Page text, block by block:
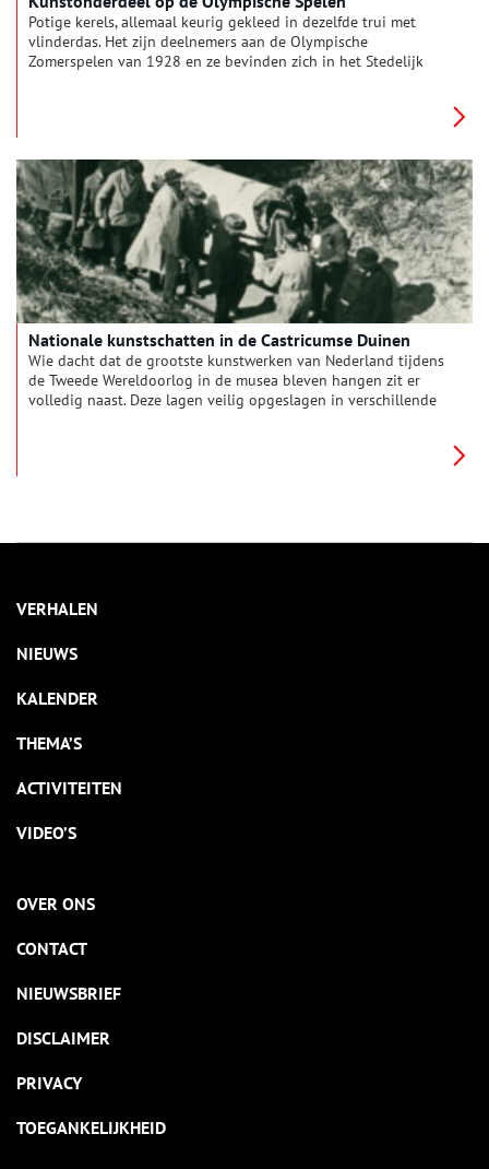
Potige kerels, allemaal keurig gekleed in dezelfde trui met
vlinderdas. Het zijn deelnemers aan de Olympische
Zomerspelen van 1928 en ze bevinden zich in het Stedelijk
Nationale kunstschatten in de Castricumse Duinen
Wie dacht dat de grootste kunstwerken van Nederland tijdens
de Tweede Wereldoorlog in de musea bleven hangen zit er
volledig naast. Deze lagen veilig opgeslagen in verschillende
VERHALEN
NIEUWS
KALENDER
THEMA’S
ACTIVITEITEN
VIDEO’S
OVER ONS
CONTACT
NIEUWSBRIEF
DISCLAIMER
PRIVACY
TOEGANKELIJKHEID